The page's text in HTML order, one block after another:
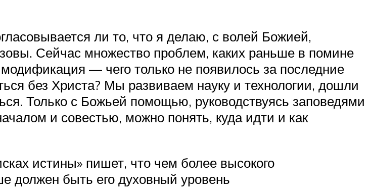
ли то, что я делаю, с волей Божией,
Сейчас множество проблем, каких раньше в помине
— чего только не появилось за последние
без Христа? Мы развиваем науку и технологии, дошли
Только с Божьей помощью, руководствуясь заповедями
и совестью, можно понять, куда идти и как
истины» пишет, что чем более высокого
должен быть его духовный уровень